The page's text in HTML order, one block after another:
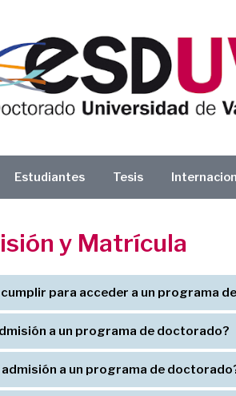
Estudiantes Tesis
y Matrícula
para acceder a un programa
a un programa de doctorado?
a un programa de